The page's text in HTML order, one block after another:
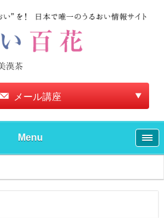
メール講座
Menu